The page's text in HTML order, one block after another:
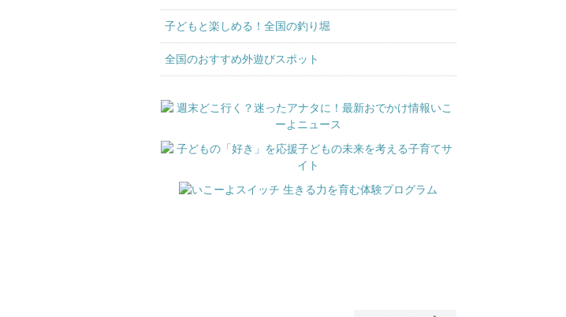
子どもと楽しめる！全国の釣り堀
全国のおすすめ外遊びスポット